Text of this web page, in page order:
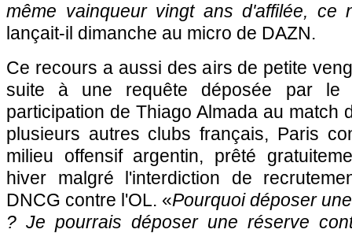
même vainqueur vingt ans d'affilée, ce
lançait-il dimanche au micro de DAZN.
Ce recours a aussi des airs de petite
suite à une requête déposée par le
participation de Thiago Almada au match
plusieurs autres clubs français, Paris
milieu offensif argentin, prêté
hiver malgré l'interdiction de
DNCG contre l'OL. «Pourquoi déposer
? Je pourrais déposer une réserve